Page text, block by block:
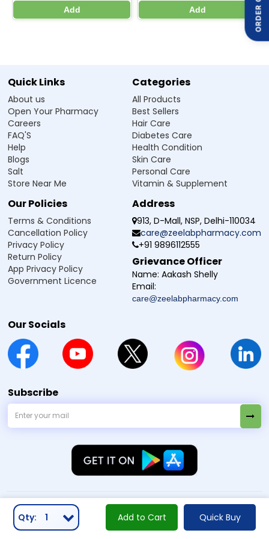
Qty: 1 Add to Cart Quick Buy
Q4. Sefjim 200 మోతాదు మర్చిపోతే ఏమి చేయాలి?
Manufacturer / Marketer:
Zeelab Pharmacy Pvt Ltd.
Written By Reviewed By
Dr. Anubhav Singh
M.B.B.S
డిస్క్లైమర్ :Zeelab Pharmacy ద్వార ప్రధాన్ కి గై స్వాస్థ్య సంబంధం ఉద్దేశ్య సే है. కిసి భీ స్వాస్థ్య సమస్య లేదా స్థితి
స్వయం దవ న లేదు. కిసి భీ దవా యా ఉపచార కో షురూ కరణే, బంద కరణే యోగ్య చికిత్స సే పరమర్ష అవశ్య కరెన్.
Add Add ORDER ON
Quick Links
About us
Open Your Pharmacy
Careers
FAQ'S
Help
Blogs
Salt
Store Near Me
Categories
All Products
Best Sellers
Hair Care
Diabetes Care
Health Condition
Skin Care
Personal Care
Vitamin & Supplement
Our Policies
Terms & Conditions
Cancellation Policy
Privacy Policy
Return Policy
App Privacy Policy
Government Licence
Address
913, D-Mall, NSP, Delhi-110034
care@zeelabpharmacy.com
+91 9896112555
Grievance Officer
Name: Aakash Shelly
Email:
care@zeelabpharmacy.com
Our Socials
Subscribe
2026 Copyright By
© Zeelab Pharmacy Private Limited
. All Rights Reserved
Our Payment Partners